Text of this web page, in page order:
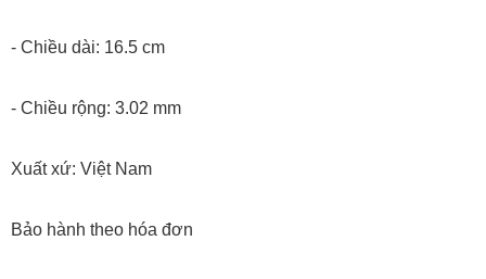
- Chiều dài: 16.5 cm
- Chiều rộng: 3.02 mm
Xuất xứ: Việt Nam
Bảo hành theo hóa đơn